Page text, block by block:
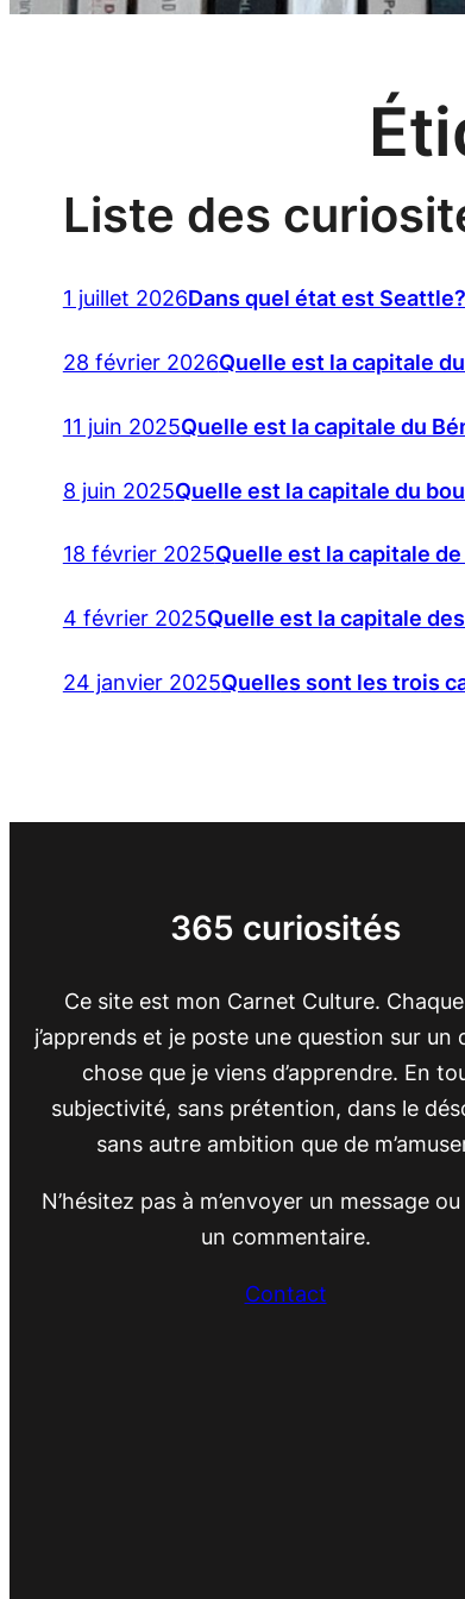
Liste des
1 juillet 2026Dans quel état est Seattle?
28 février 2026Quelle est la capitale
11 juin 2025Quelle est la capitale du
8 juin 2025Quelle est la capitale du
18 février 2025Quelle est la capitale de
4 février 2025Quelle est la capitale
24 janvier 2025Quelles sont les trois
365 curiosités
Ce site est mon Carnet Culture.
j’apprends et je poste une question sur un
chose que je viens d’apprendre. En
subjectivité, sans prétention, dans le
sans autre ambition que de
N’hésitez pas à m’envoyer un message
un commentaire.
Contact